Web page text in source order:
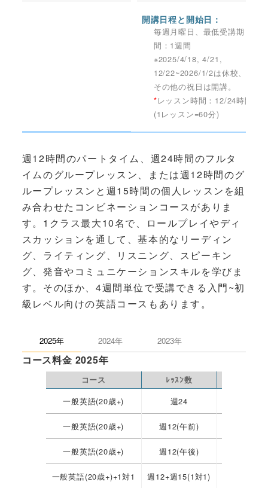
開講日程と開始日：
毎週月曜日、最低受講期
間：1週間
※2025/4/18, 4/21,
12/22~2026/1/2は休校、
その他の祝日は開講。
*レッスン時間：12/24時間
(1レッスン=60分)
週12時間のパートタイム、週24時間のフルタ
イムのグループレッスン、または週12時間のグ
ループレッスンと週15時間の個人レッスンを組
み合わせたコンビネーションコースがありま
す。1クラス最大10名で、ロールプレイやディ
スカッションを通して、基本的なリーディン
グ、ライティング、リスニング、スピーキン
グ、発音やコミュニケーションスキルを学びま
す。そのほか、4週間単位で受講できる入門~初
級レベル向けの英語コースもあります。
2025年 2024年 2023年
コース料金 2025年
コース ﾚｯｽﾝ数
一般英語(20歳+) 週24
一般英語(20歳+) 週12(午前)
一般英語(20歳+) 週12(午後)
一般英語(20歳+)+1対1 週12+週15(1対1)